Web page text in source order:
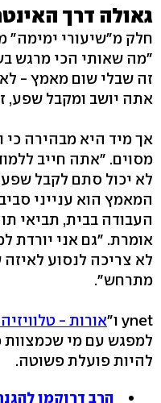
גאולה דרך
חלק מ"שיעורי ימימה"
"מה שאותי הכי מרגש
זה שבלי שום מאמץ -
אתה יושב ומקבל שפע,
אך מיד היא מבהירה כי
מסוים. "אתה חייב
לא יכול סתם לקבל
המאמץ הוא ענייני
העבודה בבית, תביאי
אומרת. "גם אני יורדת
לא צריכה לנסוע
מתרחש".
ynet ו" אורות -
למפגש עם מי שכמצוות
להיות פועלת פשוטה.
הרב דרוקמן